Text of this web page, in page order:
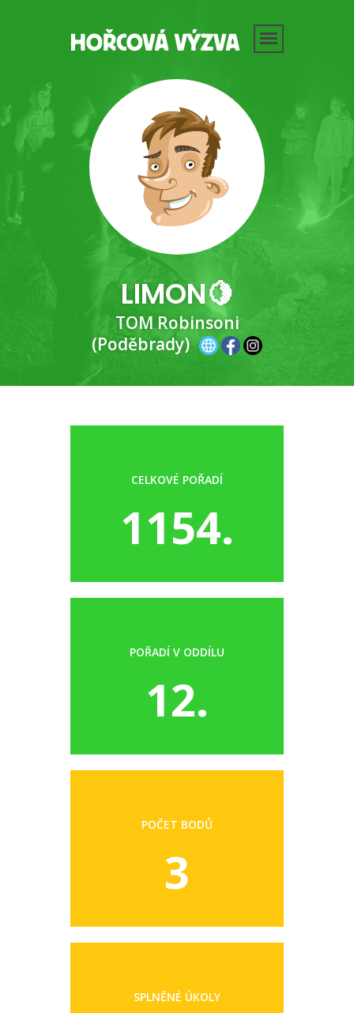
LIMON🍋
TOM Robinsoni
(Poděbrady)
CELKOVÉ POŘADÍ
1154.
POŘADÍ V ODDÍLU
12.
POČET BODŮ
3
SPLNĚNÉ ÚKOLY